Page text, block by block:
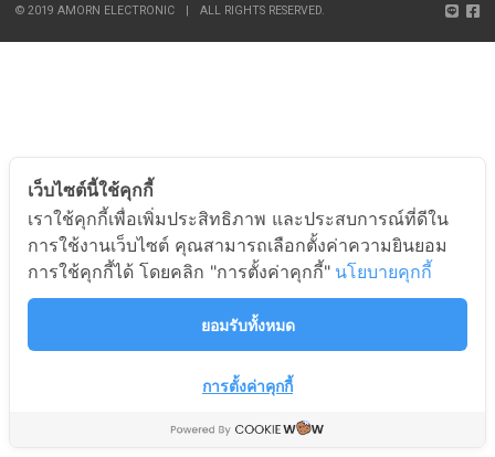
© 2019 AMORN ELECTRONIC ALL RIGHTS RESERVED.
เว็บไซต์นี้ใช้คุกกี้
เราใช้คุกกี้เพื่อเพิ่มประสิทธิภาพ และประสบการณ์ที่ดีใน
การใช้งานเว็บไซต์ คุณสามารถเลือกตั้งค่าความยินยอม
การใช้คุกกี้ได้ โดยคลิก "การตั้งค่าคุกกี้" นโยบายคุกกี้
ยอมรับทั้งหมด
การตั้งค่าคุกกี้